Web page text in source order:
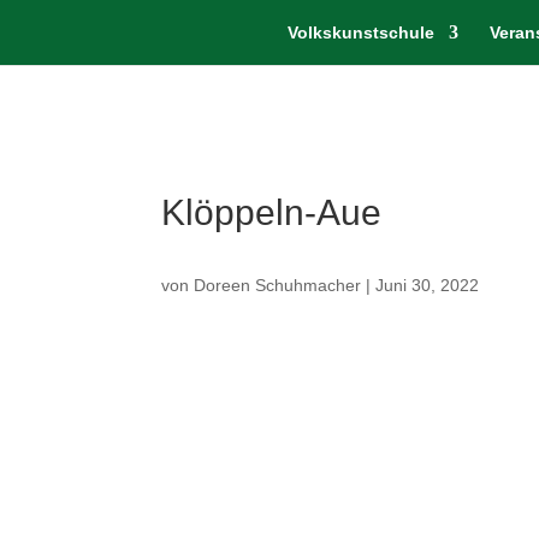
Volkskunstschule
Klöppeln-Aue
von Doreen Schuhmacher |Juni 30, 2022